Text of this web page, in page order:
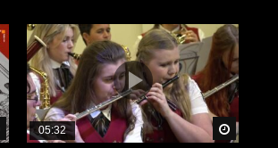
Später Ansehen Später
05:32